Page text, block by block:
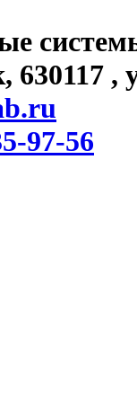
630117 ,
97-56